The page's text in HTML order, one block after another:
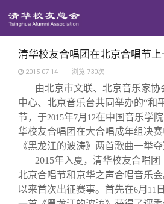
地区联络
年级联络
院系校友工作
专业委员会
兴趣群体
回馈母校
捐赠项目
捐赠新闻
捐赠纪事
捐赠方法
媒体平台
《清华校友通讯》
《水木清华》
我要订阅
百年清华
清华人物
清华故事
校友服务
终身学习
校友总会
清华校友合唱团在北京合唱节
2015-07-14 | 浏览 730次
由北京市文联、北京音乐家协
中心、北京音乐台共同举办的“和
节，于2015年7月 12在中国音乐学
华校友合唱团在大合唱成年组决赛
《黑龙江的波涛》两首歌曲一举夺
2015年入夏，清华校友合唱团
北京合唱节和京华之声合唱音乐
以来首次出征赛事。首先在6月 11